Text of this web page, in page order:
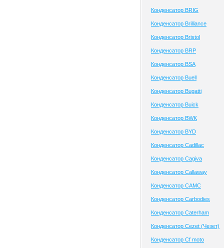
Конденсатор BRIG
Конденсатор Brilliance
Конденсатор Bristol
Конденсатор BRP
Конденсатор BSA
Конденсатор Buell
Конденсатор Bugatti
Конденсатор Buick
Конденсатор BWK
Конденсатор BYD
Конденсатор Cadillac
Конденсатор Cagiva
Конденсатор Callaway
Конденсатор CAMC
Конденсатор Carbodies
Конденсатор Caterham
Конденсатор Cezet (Чезет)
Конденсатор Cf moto